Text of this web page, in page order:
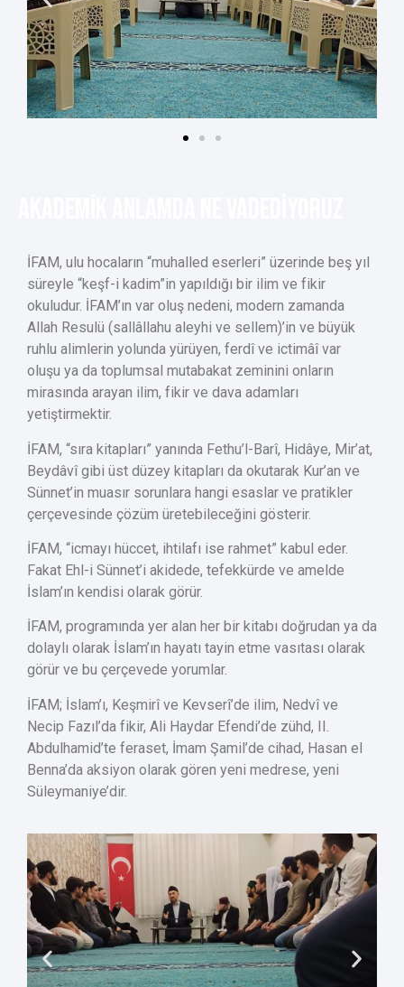
İFAM, ulu hocaların “muhalled eserleri” üzerinde beş yıl
süreyle “keşf-i kadim”in yapıldığı bir ilim ve fikir
okuludur. İFAM’ın var oluş nedeni, modern zamanda
Allah Resulü (sallâllahu aleyhi ve sellem)’in ve büyük
ruhlu alimlerin yolunda yürüyen, ferdî ve ictimâî var
oluşu ya da toplumsal mutabakat zeminini onların
mirasında arayan ilim, fikir ve dava adamları
yetiştirmektir.
İFAM, “sıra kitapları” yanında Fethu’l-Barî, Hidâye, Mir’at,
Beydâvî gibi üst düzey kitapları da okutarak Kur’an ve
Sünnet’in muasır sorunlara hangi esaslar ve pratikler
çerçevesinde çözüm üretebileceğini gösterir.
İFAM, “icmayı hüccet, ihtilafı ise rahmet” kabul eder.
Fakat Ehl-i Sünnet’i akidede, tefekkürde ve amelde
İslam’ın kendisi olarak görür.
İFAM, programında yer alan her bir kitabı doğrudan ya da
dolaylı olarak İslam’ın hayatı tayin etme vasıtası olarak
görür ve bu çerçevede yorumlar.
İFAM; İslam’ı, Keşmirî ve Kevserî’de ilim, Nedvî ve
Necip Fazıl’da fikir, Ali Haydar Efendi’de zühd, II.
Abdulhamid’te feraset, İmam Şamil’de cihad, Hasan el
Benna’da aksiyon olarak gören yeni medrese, yeni
Süleymaniye’dir.